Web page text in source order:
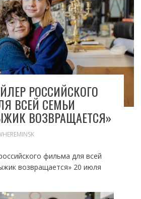
РОССИЙСКОГО
ВСЕЙ СЕМЬИ
ВОЗВРАЩАЕТСЯ»
фильма для всей
возвращается» 20 июля